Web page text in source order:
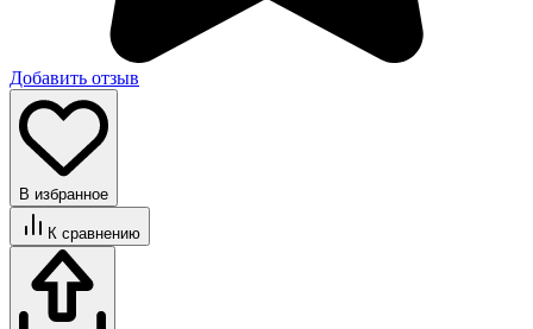
Добавить отзыв
В избранное
К сравнению